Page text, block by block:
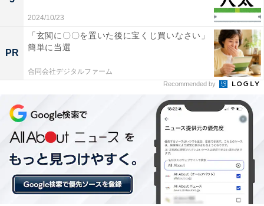
2024/10/23
PR
「玄関に〇〇を置いた後に宝くじ買いなさい」
簡単に当選
合同会社デジタルファーム
Recommended by